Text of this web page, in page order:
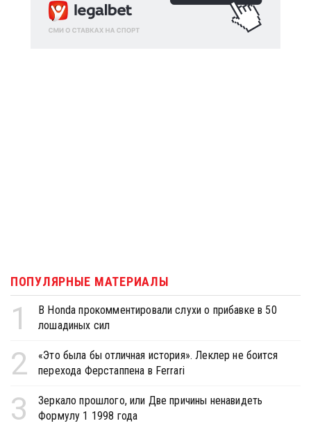
ПОПУЛЯРНЫЕ МАТЕРИАЛЫ
1
В Honda прокомментировали слухи о прибавке в 50
лошадиных сил
2
«Это была бы отличная история». Леклер не боится
перехода Ферстаппена в Ferrari
3
Зеркало прошлого, или Две причины ненавидеть
Формулу 1 1998 года